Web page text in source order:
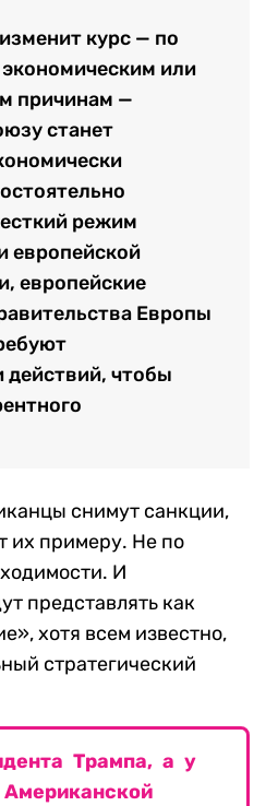
курс — по
или
причинам —
станет
режим
европейской
европейские
Европы
действий, чтобы
снимут санкции,
их примеру. Не по
И
представлять как
хотя всем известно,
стратегический
Трампа, а у